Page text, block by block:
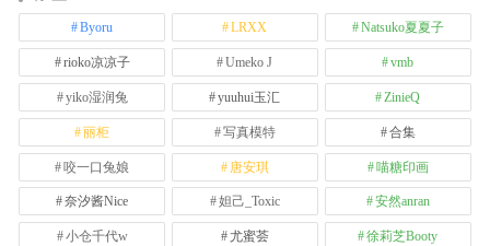
Byoru LRXX Natsuko夏夏子
rioko凉凉子 Umeko J vmb
yiko湿润兔 yuuhui玉汇 ZinieQ
丽柜 写真模特 合集
咬一口兔娘 唐安琪 喵糖印画
奈汐酱Nice 妲己_Toxic 安然anran
小仓千代w 尤蜜荟 徐莉芝Booty